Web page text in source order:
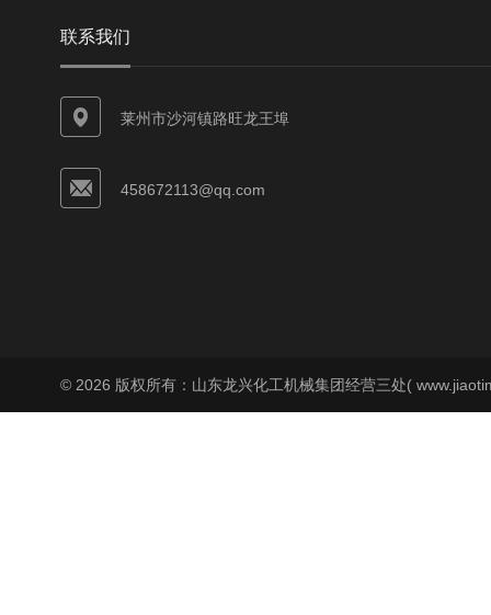
联系我们
莱州市沙河镇路旺龙王埠
458672113@qq.com
© 2026 版权所有：山东龙兴化工机械集团经营三处(